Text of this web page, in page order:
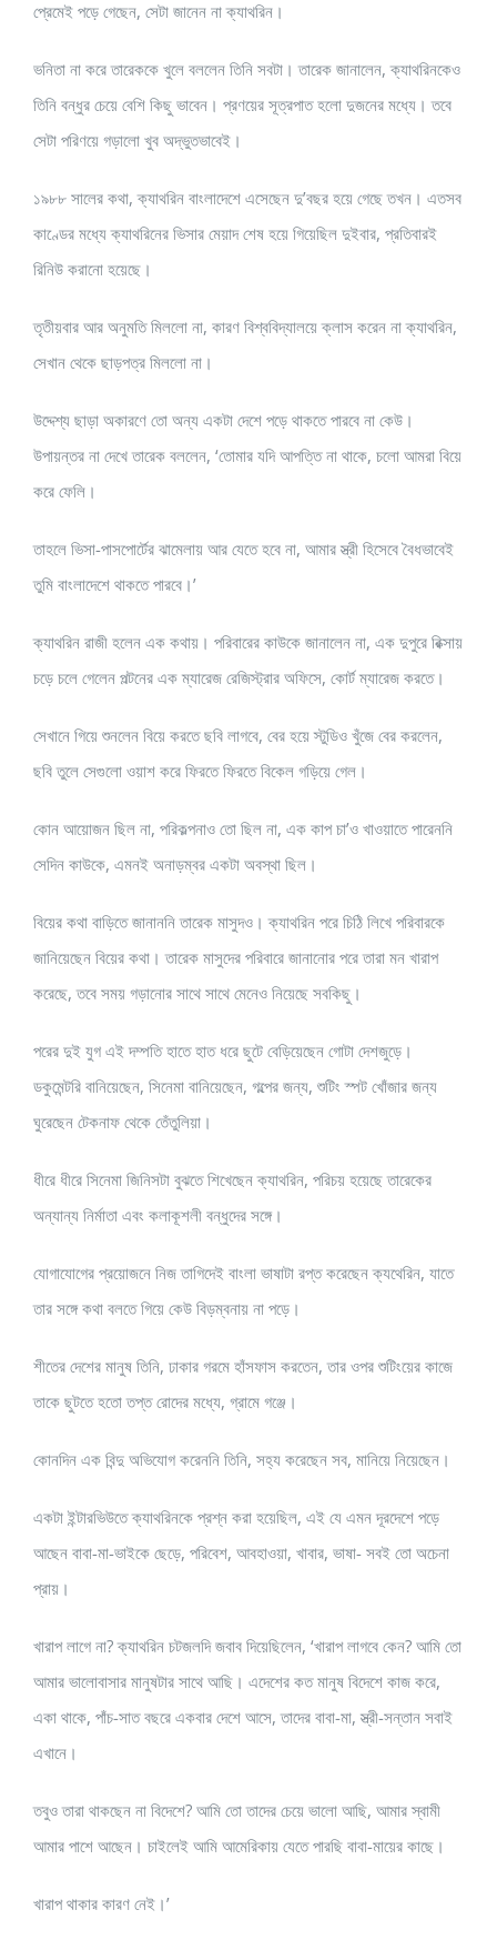
প্রেমেই পড়ে গেছেন, সেটা জানেন না ক্যাথরিন।
ভনিতা না করে তারেককে খুলে বললেন তিনি সবটা। তারেক জানালেন, ক্যাথরিনকেও
তিনি বন্ধুর চেয়ে বেশি কিছু ভাবেন। প্রণয়ের সূত্রপাত হলো দুজনের মধ্যে। তবে
সেটা পরিণয়ে গড়ালো খুব অদ্ভুতভাবেই।
১৯৮৮ সালের কথা, ক্যাথরিন বাংলাদেশে এসেছেন দু’বছর হয়ে গেছে তখন। এতসব
কাণ্ডের মধ্যে ক্যাথরিনের ভিসার মেয়াদ শেষ হয়ে গিয়েছিল দুইবার, প্রতিবারই
রিনিউ করানো হয়েছে।
তৃতীয়বার আর অনুমতি মিললো না, কারণ বিশ্ববিদ্যালয়ে ক্লাস করেন না ক্যাথরিন,
সেখান থেকে ছাড়পত্র মিললো না।
উদ্দেশ্য ছাড়া অকারণে তো অন্য একটা দেশে পড়ে থাকতে পারবে না কেউ।
উপায়ন্তর না দেখে তারেক বললেন, ‘তোমার যদি আপত্তি না থাকে, চলো আমরা বিয়ে
করে ফেলি।
তাহলে ভিসা-পাসপোর্টের ঝামেলায় আর যেতে হবে না, আমার স্ত্রী হিসেবে বৈধভাবেই
তুমি বাংলাদেশে থাকতে পারবে।’
ক্যাথরিন রাজী হলেন এক কথায়। পরিবারের কাউকে জানালেন না, এক দুপুরে রিক্সায়
চড়ে চলে গেলেন পল্টনের এক ম্যারেজ রেজিস্ট্রার অফিসে, কোর্ট ম্যারেজ করতে।
সেখানে গিয়ে শুনলেন বিয়ে করতে ছবি লাগবে, বের হয়ে স্টুডিও খুঁজে বের করলেন,
ছবি তুলে সেগুলো ওয়াশ করে ফিরতে ফিরতে বিকেল গড়িয়ে গেল।
কোন আয়োজন ছিল না, পরিকল্পনাও তো ছিল না, এক কাপ চা’ও খাওয়াতে পারেননি
সেদিন কাউকে, এমনই অনাড়ম্বর একটা অবস্থা ছিল।
বিয়ের কথা বাড়িতে জানাননি তারেক মাসুদও। ক্যাথরিন পরে চিঠি লিখে পরিবারকে
জানিয়েছেন বিয়ের কথা। তারেক মাসুদের পরিবারে জানানোর পরে তারা মন খারাপ
করেছে, তবে সময় গড়ানোর সাথে সাথে মেনেও নিয়েছে সবকিছু।
পরের দুই যুগ এই দম্পতি হাতে হাত ধরে ছুটে বেড়িয়েছেন গোটা দেশজুড়ে।
ডকুমেন্টরি বানিয়েছেন, সিনেমা বানিয়েছেন, গল্পের জন্য, শুটিং স্পট খোঁজার জন্য
ঘুরেছেন টেকনাফ থেকে তেঁতুলিয়া।
ধীরে ধীরে সিনেমা জিনিসটা বুঝতে শিখেছেন ক্যাথরিন, পরিচয় হয়েছে তারেকের
অন্যান্য নির্মাতা এবং কলাকূশলী বন্ধুদের সঙ্গে।
যোগাযোগের প্রয়োজনে নিজ তাগিদেই বাংলা ভাষাটা রপ্ত করেছেন ক্যথেরিন, যাতে
তার সঙ্গে কথা বলতে গিয়ে কেউ বিড়ম্বনায় না পড়ে।
শীতের দেশের মানুষ তিনি, ঢাকার গরমে হাঁসফাস করতেন, তার ওপর শুটিংয়ের কাজে
তাকে ছুটতে হতো তপ্ত রোদের মধ্যে, গ্রামে গঞ্জে।
কোনদিন এক বিন্দু অভিযোগ করেননি তিনি, সহ্য করেছেন সব, মানিয়ে নিয়েছেন।
একটা ইন্টারভিউতে ক্যাথরিনকে প্রশ্ন করা হয়েছিল, এই যে এমন দূরদেশে পড়ে
আছেন বাবা-মা-ভাইকে ছেড়ে, পরিবেশ, আবহাওয়া, খাবার, ভাষা- সবই তো অচেনা
প্রায়।
খারাপ লাগে না? ক্যাথরিন চটজলদি জবাব দিয়েছিলেন, ‘খারাপ লাগবে কেন? আমি তো
আমার ভালোবাসার মানুষটার সাথে আছি। এদেশের কত মানুষ বিদেশে কাজ করে,
একা থাকে, পাঁচ-সাত বছরে একবার দেশে আসে, তাদের বাবা-মা, স্ত্রী-সন্তান সবাই
এখানে।
তবুও তারা থাকছেন না বিদেশে? আমি তো তাদের চেয়ে ভালো আছি, আমার স্বামী
আমার পাশে আছেন। চাইলেই আমি আমেরিকায় যেতে পারছি বাবা-মায়ের কাছে।
খারাপ থাকার কারণ নেই।’